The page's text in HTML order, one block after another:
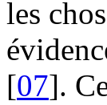
les
[07].